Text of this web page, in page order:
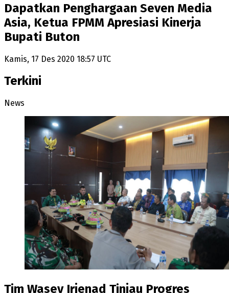
Dapatkan Penghargaan Seven Media
Asia, Ketua FPMM Apresiasi Kinerja
Bupati Buton
Kamis, 17 Des 2020 18:57 UTC
Terkini
News
Tim Wasev Irjenad Tinjau Progres